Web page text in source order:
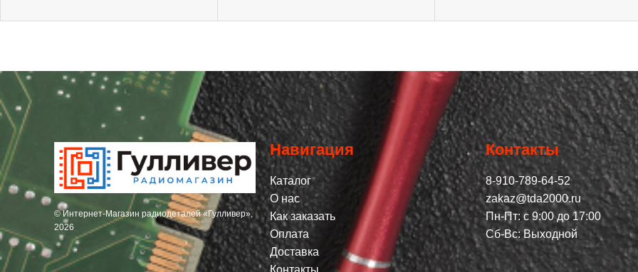
© Интернет-Магазин радиодеталей «Гулливер»,
2026
Навигация
Каталог
О нас
Как заказать
Оплата
Доставка
Контакты
8-910-789-64-52
zakaz@tda2000.ru
Пн-Пт: с 9:00 до 17:00
Сб-Вс: Выходной